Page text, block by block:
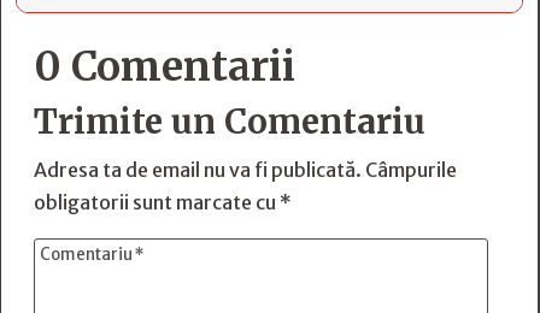
0 Comentarii
Trimite un Comentariu
Adresa ta de email nu va fi publicată. Câmpurile
obligatorii sunt marcate cu *